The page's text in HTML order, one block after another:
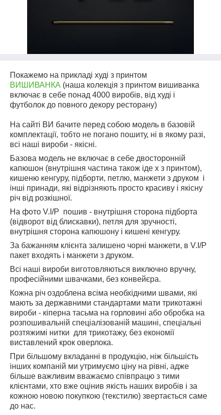
Покажемо на прикладі худі з принтом
ВИШИВАНКА (наша колекція з принтом вишиванка
включає в себе понад 4000 виробів, від худі і
футболок до повного декору ресторану)
На сайті ВИ бачите перед собою модель в базовій
комплектації, тобто не погано пошиту, ні в якому разі,
всі наші вироби - якісні.
Базова модель не включає в себе двосторонній
капюшон (внутрішня частина також іде х з принтом),
кишеню кенгуру, підборти, петлю, манжети з друком і
інші принади, які відрізняють просто красиву і якісну
річ від розкішної.
На фото V.I/P пошив - внутрішня сторона підборта
(відворот від блискавки), петля для зручності,
внутрішня сторона капюшону і кишені кенгуру.
За бажанням клієнта залишено чорні манжети, в V.I/P
пакет входять і манжети з друком.
Всі наші вироби виготовляються виключно вручну,
професійними швачками, без конвейєра.
Кожна річ оздоблена всіма необхідними швами, які
мають за державними стандартами мати трикотажні
вироби - кіперна тасьма на горловині або обробка на
розпошивальній спеціалізованій машині, спеціальні
розтяжимі нитки для трикотажу, без економії
виставлений крок оверлока.
При більшому вкладанні в продукцію, ніж більшість
інших компаній ми утримуємо ціну на рівні, адже
більше важливим вважаємо співпрацю з тими
клієнтами, хто вже оцінив якість наших виробів і за
кожною новою покупкою (текстилю) звертається саме
до нас.